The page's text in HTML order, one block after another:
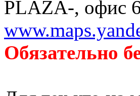
PLAZA-, офис
Обязательно